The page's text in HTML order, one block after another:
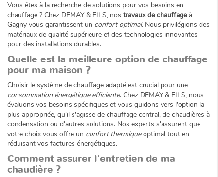
Vous êtes à la recherche de solutions pour vos besoins en
chauffage ? Chez DEMAY & FILS, nos travaux de chauffageà
Gagny vous garantissent un confort optimal. Nous privilégions des
matériaux de qualité supérieure et des technologies innovantes
pour des installations durables.
Quelle est la meilleure option de chauffage
pour ma maison ?
Choisir le système de chauffage adapté est crucial pour une
consommation énergétique efficiente. Chez DEMAY & FILS, nous
évaluons vos besoins spécifiques et vous guidons vers l'option la
plus appropriée, qu'il s'agisse de chauffage central, de chaudières à
condensation ou d'autres solutions. Nos experts s'assurent que
votre choix vous offre un confort thermiqueoptimal tout en
réduisant vos factures énergétiques.
Comment assurer l'entretien de ma
chaudière ?